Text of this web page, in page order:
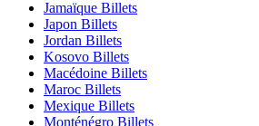
Jamaïque Billets
Japon Billets
Jordan Billets
Kosovo Billets
Macédoine Billets
Maroc Billets
Mexique Billets
Monténégro Billets